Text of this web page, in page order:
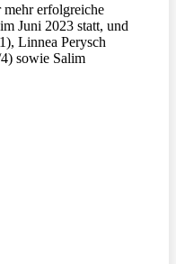
mehr erfolgreiche
Juni 2023 statt, und
Linnea Perysch
sowie Salim